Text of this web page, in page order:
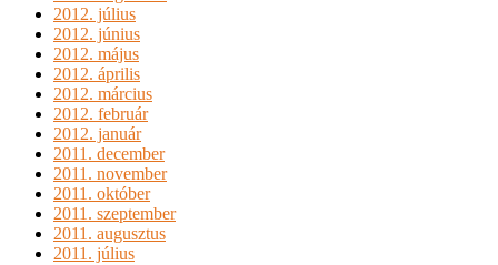
2012. július
2012. június
2012. május
2012. április
2012. március
2012. február
2012. január
2011. december
2011. november
2011. október
2011. szeptember
2011. augusztus
2011. július